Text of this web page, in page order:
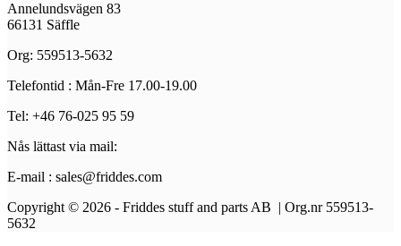
Annelundsvägen 83
66131 Säffle
Org: 559513-5632
Telefontid : Mån-Fre 17.00-19.00
Tel: +46 76-025 95 59
Nås lättast via mail:
E-mail : sales@friddes.com
Copyright © 2026 - Friddes stuff and parts AB | Org.nr 559513-
5632